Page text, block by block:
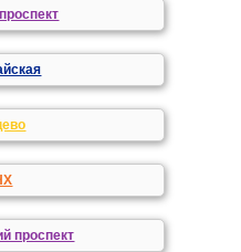
проспект